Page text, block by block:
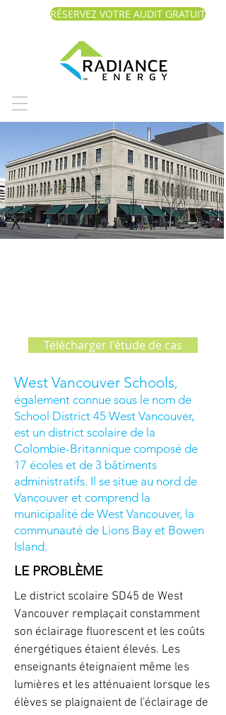
RÉSERVEZ VOTRE AUDIT GRATUIT
Télécharger l'étude de cas
West Vancouver Schools,
également connue sous le nom de
School District 45 West Vancouver,
est un district scolaire de la
Colombie-Britannique composé de
17 écoles et de 3 bâtiments
administratifs. Il se situe au nord de
Vancouver et comprend la
municipalité de West Vancouver, la
communauté de Lions Bay et Bowen
Island.
LE PROBLÈME
Le district scolaire SD45 de West
Vancouver remplaçait constamment
son éclairage fluorescent et les coûts
énergétiques étaient élevés. Les
enseignants éteignaient même les
lumières et les atténuaient lorsque les
élèves se plaignaient de l'éclairage de